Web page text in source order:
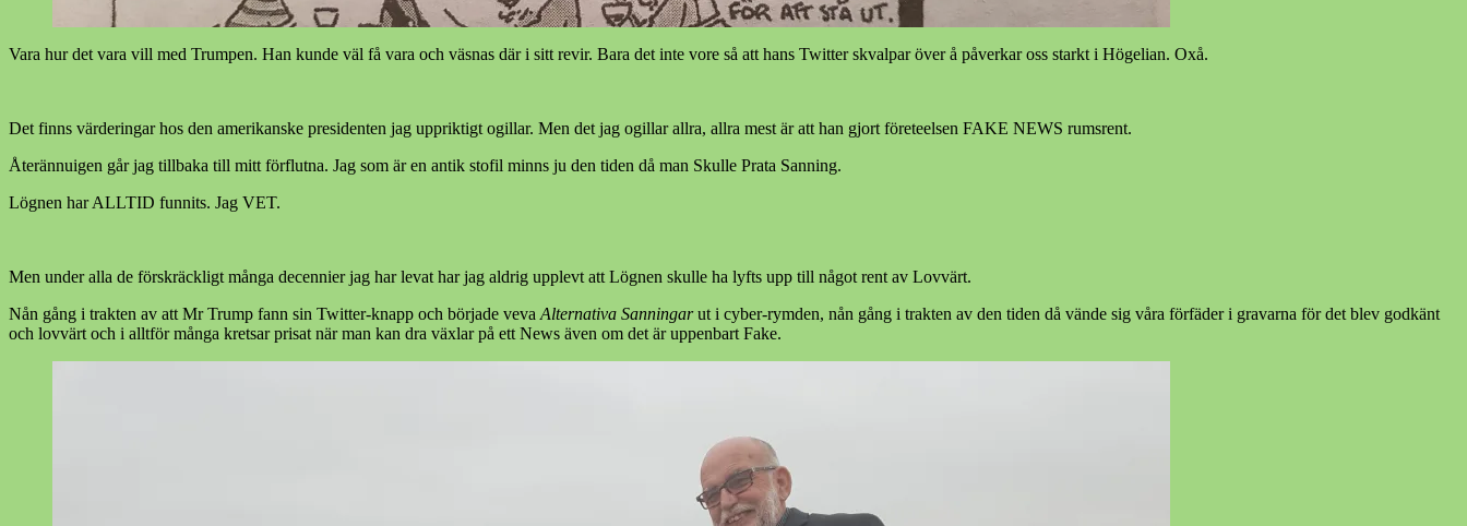
Vara hur det vara vill med Trumpen. Han kunde väl få vara och väsnas där i sitt revir. Bara det inte vore så att hans Twitter skvalpar över å påverkar oss starkt i Högelian. Oxå.
Det finns värderingar hos den amerikanske presidenten jag uppriktigt ogillar. Men det jag ogillar allra, allra mest är att han gjort företeelsen FAKE NEWS rumsrent.
Återännuigen går jag tillbaka till mitt förflutna. Jag som är en antik stofil minns ju den tiden då man Skulle Prata Sanning.
Lögnen har ALLTID funnits. Jag VET.
Men under alla de förskräckligt många decennier jag har levat har jag aldrig upplevt att Lögnen skulle ha lyfts upp till något rent av Lovvärt.
Nån gång i trakten av att Mr Trump fann sin Twitter-knapp och började veva Alternativa Sanningarut i cyber-rymden, nån gång i trakten av den tiden då vände sig våra förfäder i gravarna för det blev godkänt
och lovvärt och i alltför många kretsar prisat när man kan dra växlar på ett News även om det är uppenbart Fake.